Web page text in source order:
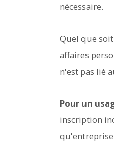
nécessaire.
Quel que
affaires
n'est pas lié
Pour un
inscription